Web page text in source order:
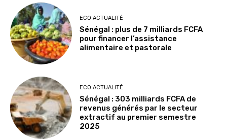
ECO ACTUALITÉ
Sénégal : plus de 7 milliards FCFA
pour financer l’assistance
alimentaire et pastorale
ECO ACTUALITÉ
Sénégal : 303 milliards FCFA de
revenus générés par le secteur
extractif au premier semestre
2025